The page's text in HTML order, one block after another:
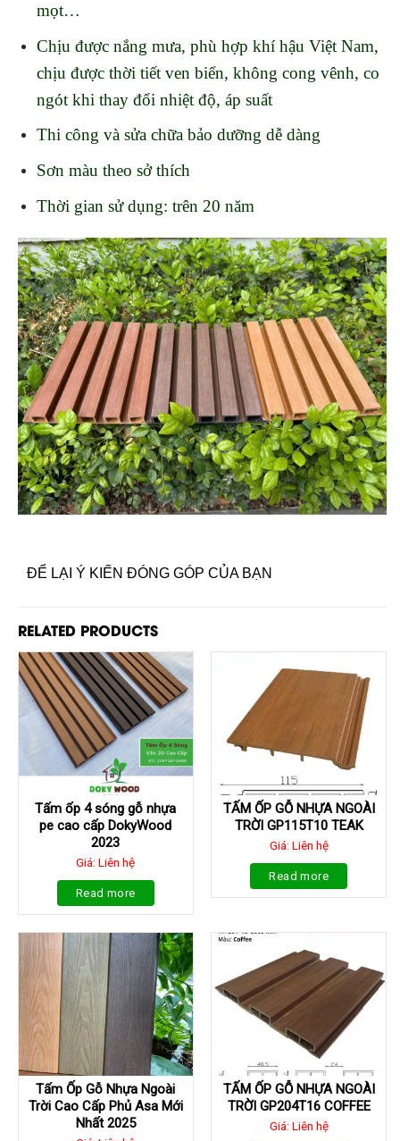
mọt…
Chịu được nắng mưa, phù hợp khí hậu Việt Nam,
chịu được thời tiết ven biển, không cong vênh, co
ngót khi thay đổi nhiệt độ, áp suất
Thi công và sửa chữa bảo dưỡng dễ dàng
Sơn màu theo sở thích
Thời gian sử dụng: trên 20 năm
ĐỂ LẠI Ý KIẾN ĐÓNG GÓP CỦA BẠN
RELATED PRODUCTS
Tấm ốp 4 sóng gỗ nhựa
pe cao cấp DokyWood
2023
Giá: Liên hệ
Read more
TẤM ỐP GỖ NHỰA NGOÀI
TRỜI GP115T10 TEAK
Giá: Liên hệ
Read more
Tấm Ốp Gỗ Nhựa Ngoài
Trời Cao Cấp Phủ Asa Mới
Nhất 2025
TẤM ỐP GỖ NHỰA NGOÀI
TRỜI GP204T16 COFFEE
Giá: Liên hệ